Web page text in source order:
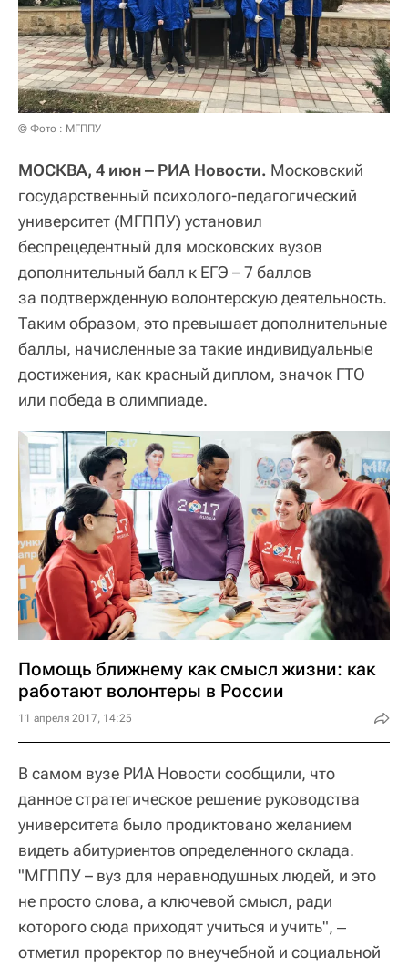
© Фото : МГППУ
МОСКВА, 4 июн ‒ РИА Новости. Московский
государственный психолого-педагогический
университет (МГППУ) установил
беспрецедентный для московских вузов
дополнительный балл к ЕГЭ – 7 баллов
за подтвержденную волонтерскую деятельность.
Таким образом, это превышает дополнительные
баллы, начисленные за такие индивидуальные
достижения, как красный диплом, значок ГТО
или победа в олимпиаде.
Помощь ближнему как смысл жизни: как
работают волонтеры в России
11 апреля 2017, 14:25
В самом вузе РИА Новости сообщили, что
данное стратегическое решение руководства
университета было продиктовано желанием
видеть абитуриентов определенного склада.
"МГППУ – вуз для неравнодушных людей, и это
не просто слова, а ключевой смысл, ради
которого сюда приходят учиться и учить", ‒
отметил проректор по внеучебной и социальной